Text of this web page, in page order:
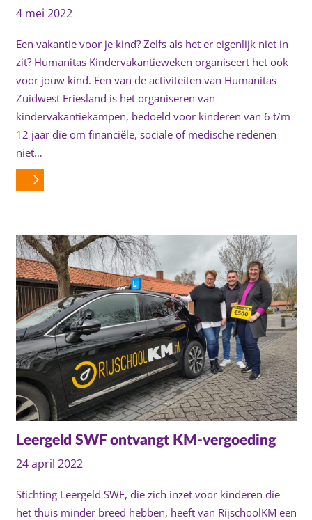
4 mei 2022
Een vakantie voor je kind? Zelfs als het er eigenlijk niet in
zit? Humanitas Kindervakantieweken organiseert het ook
voor jouw kind. Een van de activiteiten van Humanitas
Zuidwest Friesland is het organiseren van
kindervakantiekampen, bedoeld voor kinderen van 6 t/m
12 jaar die om financiële, sociale of medische redenen
niet…
Leergeld SWF ontvangt KM-vergoeding
24 april 2022
Stichting Leergeld SWF, die zich inzet voor kinderen die
het thuis minder breed hebben, heeft van RijschoolKM een